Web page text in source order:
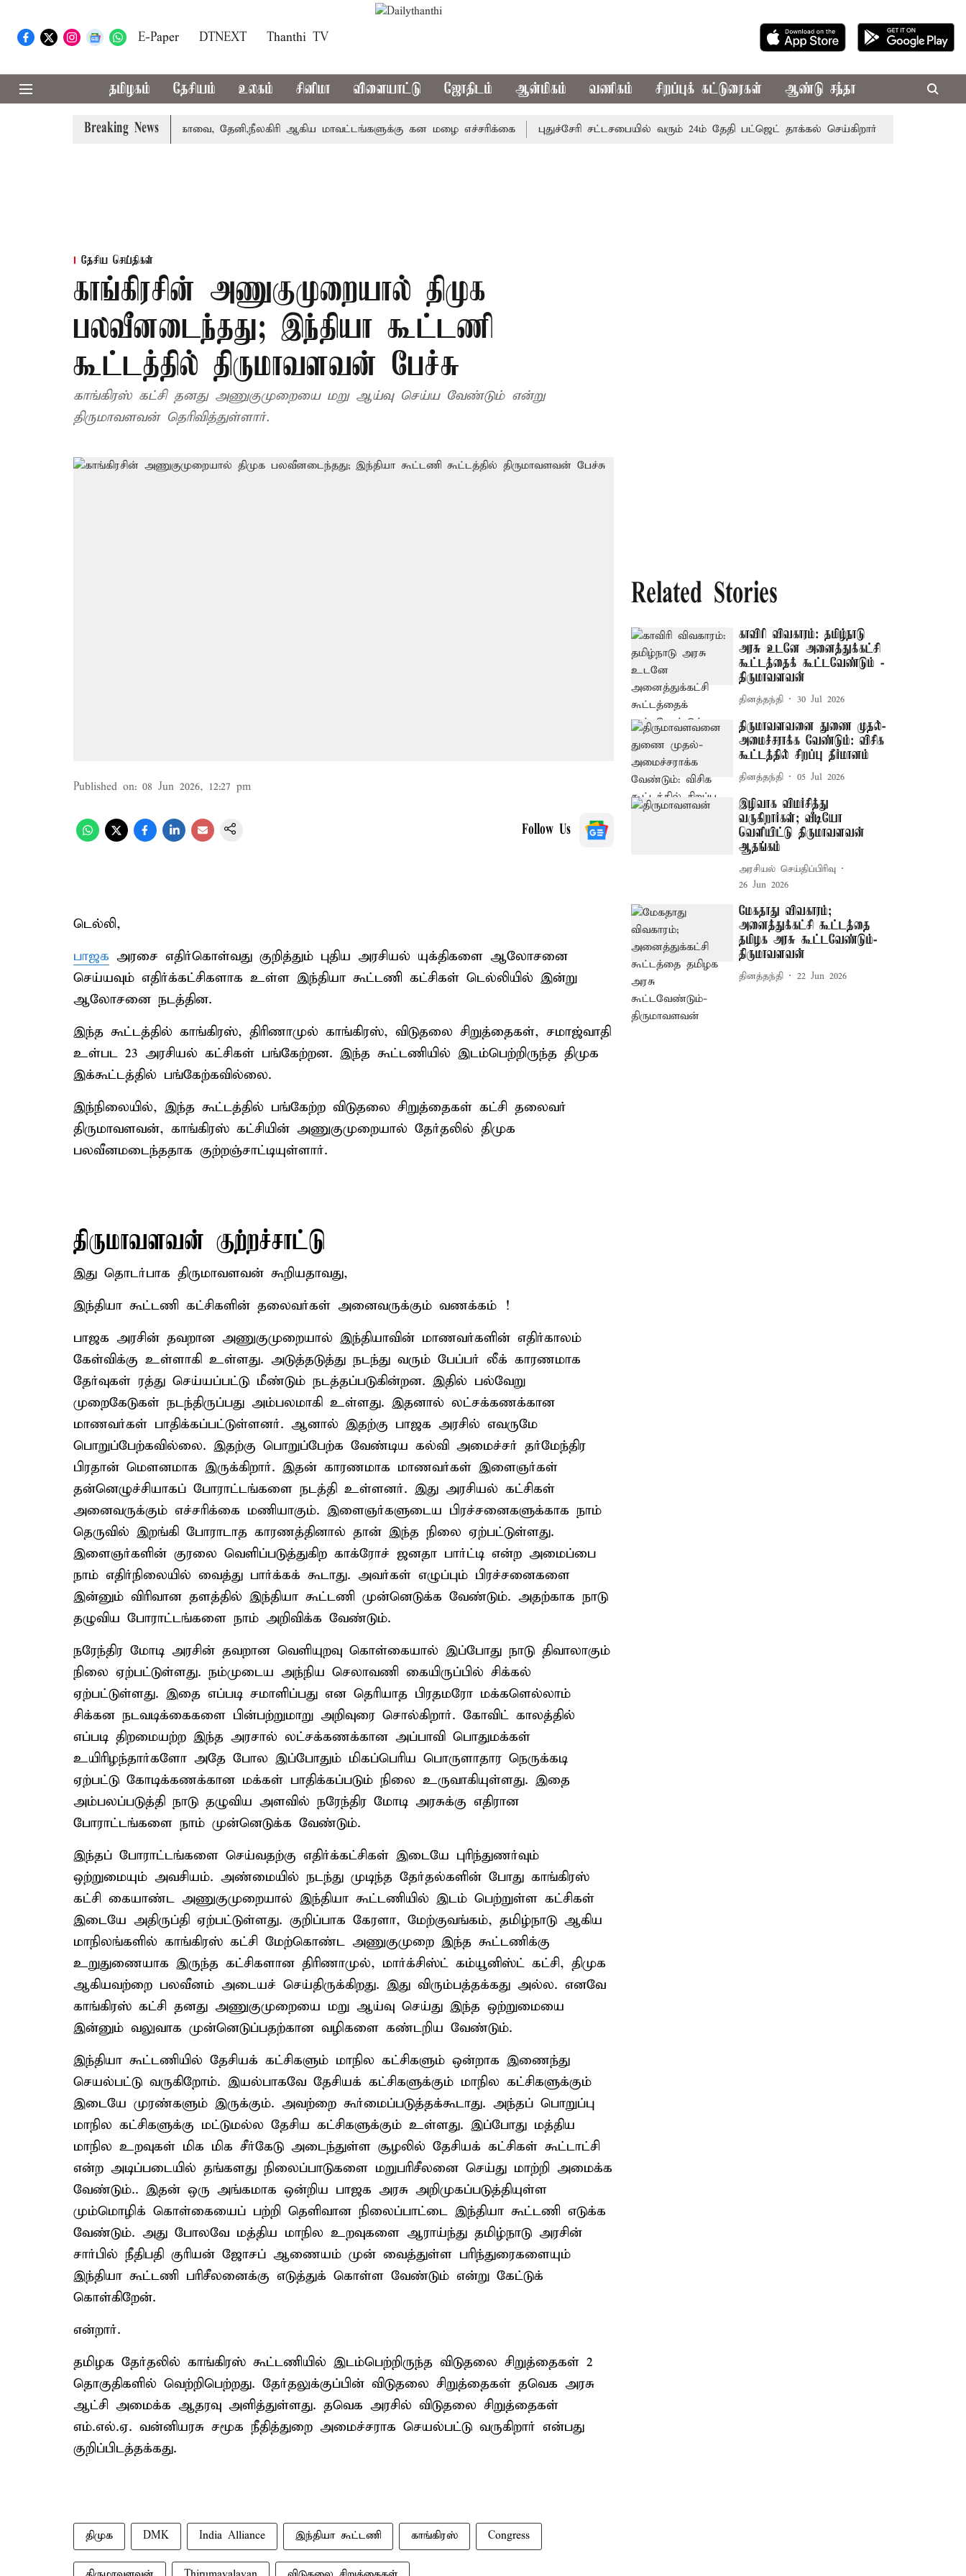
E-Paper DTNEXT Thanthi TV
தமிழகம் தேசியம் உலகம் சினிமா விளையாட்டு ஜோதிடம் ஆன்மிகம் வணிகம் சிறப்புக் கட்டுரைகள் ஆண்டு சந்தா
Breaking News
வாபஸ் பெற்றார் சங்கீதா கோவை, தேனி,நீலகிரி ஆகிய மாவட்டங்களுக்கு கன மழை எச்சரிக்கை புதுச்சேரி சட்டசபையில் வரும் 24ம் தேதி பட்ஜெட் தாக்கல் செய்கிறார் முதல்-அமைச்சர்
தேசிய செய்திகள்
காங்கிரசின் அணுகுமுறையால் திமுக
பலவீனடைந்தது; இந்தியா கூட்டணி
கூட்டத்தில் திருமாவளவன் பேச்சு
காங்கிரஸ் கட்சி தனது அணுகுமுறையை மறு ஆய்வு செய்ய வேண்டும் என்று
திருமாவளவன் தெரிவித்துள்ளார்.
Published on: 08 Jun 2026, 12:27 pm
Follow Us
டெல்லி,
பாஜக அரசை எதிர்கொள்வது குறித்தும் புதிய அரசியல் யுக்திகளை ஆலோசனை
செய்யவும் எதிர்க்கட்சிகளாக உள்ள இந்தியா கூட்டணி கட்சிகள் டெல்லியில் இன்று
ஆலோசனை நடத்தின.
இந்த கூட்டத்தில் காங்கிரஸ், திரிணாமுல் காங்கிரஸ், விடுதலை சிறுத்தைகள், சமாஜ்வாதி
உள்பட 23 அரசியல் கட்சிகள் பங்கேற்றன. இந்த கூட்டணியில் இடம்பெற்றிருந்த திமுக
இக்கூட்டத்தில் பங்கேற்கவில்லை.
இந்நிலையில், இந்த கூட்டத்தில் பங்கேற்ற விடுதலை சிறுத்தைகள் கட்சி தலைவர்
திருமாவளவன், காங்கிரஸ் கட்சியின் அணுகுமுறையால் தேர்தலில் திமுக
பலவீனமடைந்ததாக குற்றஞ்சாட்டியுள்ளார்.
திருமாவளவன் குற்றச்சாட்டு
இது தொடர்பாக திருமாவளவன் கூறியதாவது,
இந்தியா கூட்டணி கட்சிகளின் தலைவர்கள் அனைவருக்கும் வணக்கம் !
பாஜக அரசின் தவறான அணுகுமுறையால் இந்தியாவின் மாணவர்களின் எதிர்காலம்
கேள்விக்கு உள்ளாகி உள்ளது. அடுத்தடுத்து நடந்து வரும் பேப்பர் லீக் காரணமாக
தேர்வுகள் ரத்து செய்யப்பட்டு மீண்டும் நடத்தப்படுகின்றன. இதில் பல்வேறு
முறைகேடுகள் நடந்திருப்பது அம்பலமாகி உள்ளது. இதனால் லட்சக்கணக்கான
மாணவர்கள் பாதிக்கப்பட்டுள்ளனர். ஆனால் இதற்கு பாஜக அரசில் எவருமே
பொறுப்பேற்கவில்லை. இதற்கு பொறுப்பேற்க வேண்டிய கல்வி அமைச்சர் தர்மேந்திர
பிரதான் மௌனமாக இருக்கிறார். இதன் காரணமாக மாணவர்கள் இளைஞர்கள்
தன்னெழுச்சியாகப் போராட்டங்களை நடத்தி உள்ளனர். இது அரசியல் கட்சிகள்
அனைவருக்கும் எச்சரிக்கை மணியாகும். இளைஞர்களுடைய பிரச்சனைகளுக்காக நாம்
தெருவில் இறங்கி போராடாத காரணத்தினால் தான் இந்த நிலை ஏற்பட்டுள்ளது.
இளைஞர்களின் குரலை வெளிப்படுத்துகிற காக்ரோச் ஜனதா பார்ட்டி என்ற அமைப்பை
நாம் எதிர்நிலையில் வைத்து பார்க்கக் கூடாது. அவர்கள் எழுப்பும் பிரச்சனைகளை
இன்னும் விரிவான தளத்தில் இந்தியா கூட்டணி முன்னெடுக்க வேண்டும். அதற்காக நாடு
தழுவிய போராட்டங்களை நாம் அறிவிக்க வேண்டும்.
நரேந்திர மோடி அரசின் தவறான வெளியுறவு கொள்கையால் இப்போது நாடு திவாலாகும்
நிலை ஏற்பட்டுள்ளது. நம்முடைய அந்நிய செலாவணி கையிருப்பில் சிக்கல்
ஏற்பட்டுள்ளது. இதை எப்படி சமாளிப்பது என தெரியாத பிரதமரோ மக்களெல்லாம்
சிக்கன நடவடிக்கைகளை பின்பற்றுமாறு அறிவுரை சொல்கிறார். கோவிட் காலத்தில்
எப்படி திறமையற்ற இந்த அரசால் லட்சக்கணக்கான அப்பாவி பொதுமக்கள்
உயிரிழந்தார்களோ அதே போல இப்போதும் மிகப்பெரிய பொருளாதார நெருக்கடி
ஏற்பட்டு கோடிக்கணக்கான மக்கள் பாதிக்கப்படும் நிலை உருவாகியுள்ளது. இதை
அம்பலப்படுத்தி நாடு தழுவிய அளவில் நரேந்திர மோடி அரசுக்கு எதிரான
போராட்டங்களை நாம் முன்னெடுக்க வேண்டும்.
இந்தப் போராட்டங்களை செய்வதற்கு எதிர்க்கட்சிகள் இடையே புரிந்துணர்வும்
ஒற்றுமையும் அவசியம். அண்மையில் நடந்து முடிந்த தேர்தல்களின் போது காங்கிரஸ்
கட்சி கையாண்ட அணுகுமுறையால் இந்தியா கூட்டணியில் இடம் பெற்றுள்ள கட்சிகள்
இடையே அதிருப்தி ஏற்பட்டுள்ளது. குறிப்பாக கேரளா, மேற்குவங்கம், தமிழ்நாடு ஆகிய
மாநிலங்களில் காங்கிரஸ் கட்சி மேற்கொண்ட அணுகுமுறை இந்த கூட்டணிக்கு
உறுதுணையாக இருந்த கட்சிகளான திரிணாமுல், மார்க்சிஸ்ட் கம்யூனிஸ்ட் கட்சி, திமுக
ஆகியவற்றை பலவீனம் அடையச் செய்திருக்கிறது. இது விரும்பத்தக்கது அல்ல. எனவே
காங்கிரஸ் கட்சி தனது அணுகுமுறையை மறு ஆய்வு செய்து இந்த ஒற்றுமையை
இன்னும் வலுவாக முன்னெடுப்பதற்கான வழிகளை கண்டறிய வேண்டும்.
இந்தியா கூட்டணியில் தேசியக் கட்சிகளும் மாநில கட்சிகளும் ஒன்றாக இணைந்து
செயல்பட்டு வருகிறோம். இயல்பாகவே தேசியக் கட்சிகளுக்கும் மாநில கட்சிகளுக்கும்
இடையே முரண்களும் இருக்கும். அவற்றை கூர்மைப்படுத்தக்கூடாது. அந்தப் பொறுப்பு
மாநில கட்சிகளுக்கு மட்டுமல்ல தேசிய கட்சிகளுக்கும் உள்ளது. இப்போது மத்திய
மாநில உறவுகள் மிக மிக சீர்கேடு அடைந்துள்ள சூழலில் தேசியக் கட்சிகள் கூட்டாட்சி
என்ற அடிப்படையில் தங்களது நிலைப்பாடுகளை மறுபரிசீலனை செய்து மாற்றி அமைக்க
வேண்டும்.. இதன் ஒரு அங்கமாக ஒன்றிய பாஜக அரசு அறிமுகப்படுத்தியுள்ள
மும்மொழிக் கொள்கையைப் பற்றி தெளிவான நிலைப்பாட்டை இந்தியா கூட்டணி எடுக்க
வேண்டும். அது போலவே மத்திய மாநில உறவுகளை ஆராய்ந்து தமிழ்நாடு அரசின்
சார்பில் நீதிபதி குரியன் ஜோசப் ஆணையம் முன் வைத்துள்ள பரிந்துரைகளையும்
இந்தியா கூட்டணி பரிசீலனைக்கு எடுத்துக் கொள்ள வேண்டும் என்று கேட்டுக்
கொள்கிறேன்.
என்றார்.
தமிழக தேர்தலில் காங்கிரஸ் கூட்டணியில் இடம்பெற்றிருந்த விடுதலை சிறுத்தைகள் 2
தொகுதிகளில் வெற்றிபெற்றது. தேர்தலுக்குப்பின் விடுதலை சிறுத்தைகள் தவெக அரசு
ஆட்சி அமைக்க ஆதரவு அளித்துள்ளது. தவெக அரசில் விடுதலை சிறுத்தைகள்
எம்.எல்.ஏ. வன்னியரசு சமூக நீதித்துறை அமைச்சராக செயல்பட்டு வருகிறார் என்பது
குறிப்பிடத்தக்கது.
திமுக DMK India Alliance இந்தியா கூட்டணி காங்கிரஸ் Congress
Related Stories
காவிரி விவகாரம்: தமிழ்நாடு
அரசு உடனே அனைத்துக்கட்சி
கூட்டத்தைக் கூட்டவேண்டும் -
திருமாவளவன்
தினத்தந்தி 30 Jul 2026
திருமாவளவனை துணை முதல்-
அமைச்சராக்க வேண்டும்: விசிக
கூட்டத்தில் சிறப்பு தீர்மானம்
தினத்தந்தி 05 Jul 2026
இழிவாக விமர்சித்து
வருகிறார்கள்; வீடியோ
வெளியிட்டு திருமாவளவன்
ஆதங்கம்
அரசியல் செய்திப்பிரிவு
26 Jun 2026
மேகதாது விவகாரம்;
அனைத்துக்கட்சி கூட்டத்தை
தமிழக அரசு கூட்டவேண்டும்-
திருமாவளவன்
தினத்தந்தி 22 Jun 2026